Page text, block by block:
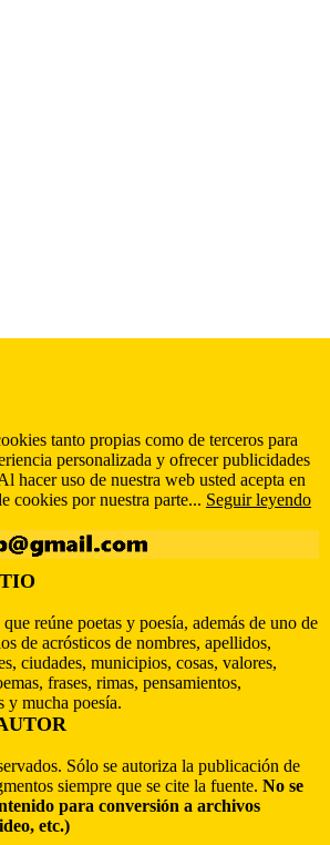
tanto propias como de terceros para
personalizada y ofrecer publicidades
hacer uso de nuestra web usted acepta en
cookies por nuestra parte... Seguir leyendo
reúne poetas y poesía, además de uno de
de acrósticos de nombres, apellidos,
ciudades, municipios, cosas, valores,
frases, rimas, pensamientos,
y mucha poesía.
Sólo se autoriza la publicación de
siempre que se cite la fuente. No se
para conversión a archivos
etc.)